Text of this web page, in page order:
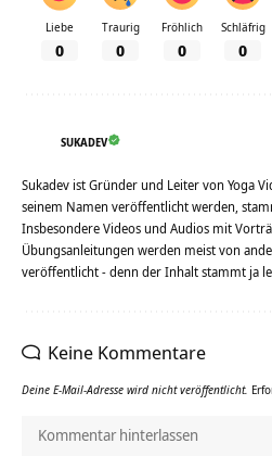
Liebe
0
Traurig
0
Fröhlich
0
Schläfrig
0
SUKADEV
Sukadev ist Gründer und Leiter von Yoga
seinem Namen veröffentlicht werden,
Insbesondere Videos und Audios mit
Übungsanleitungen werden meist von
veröffentlicht - denn der Inhalt stammt ja
Keine Kommentare
Deine E-Mail-Adresse wird nicht veröffentlicht.